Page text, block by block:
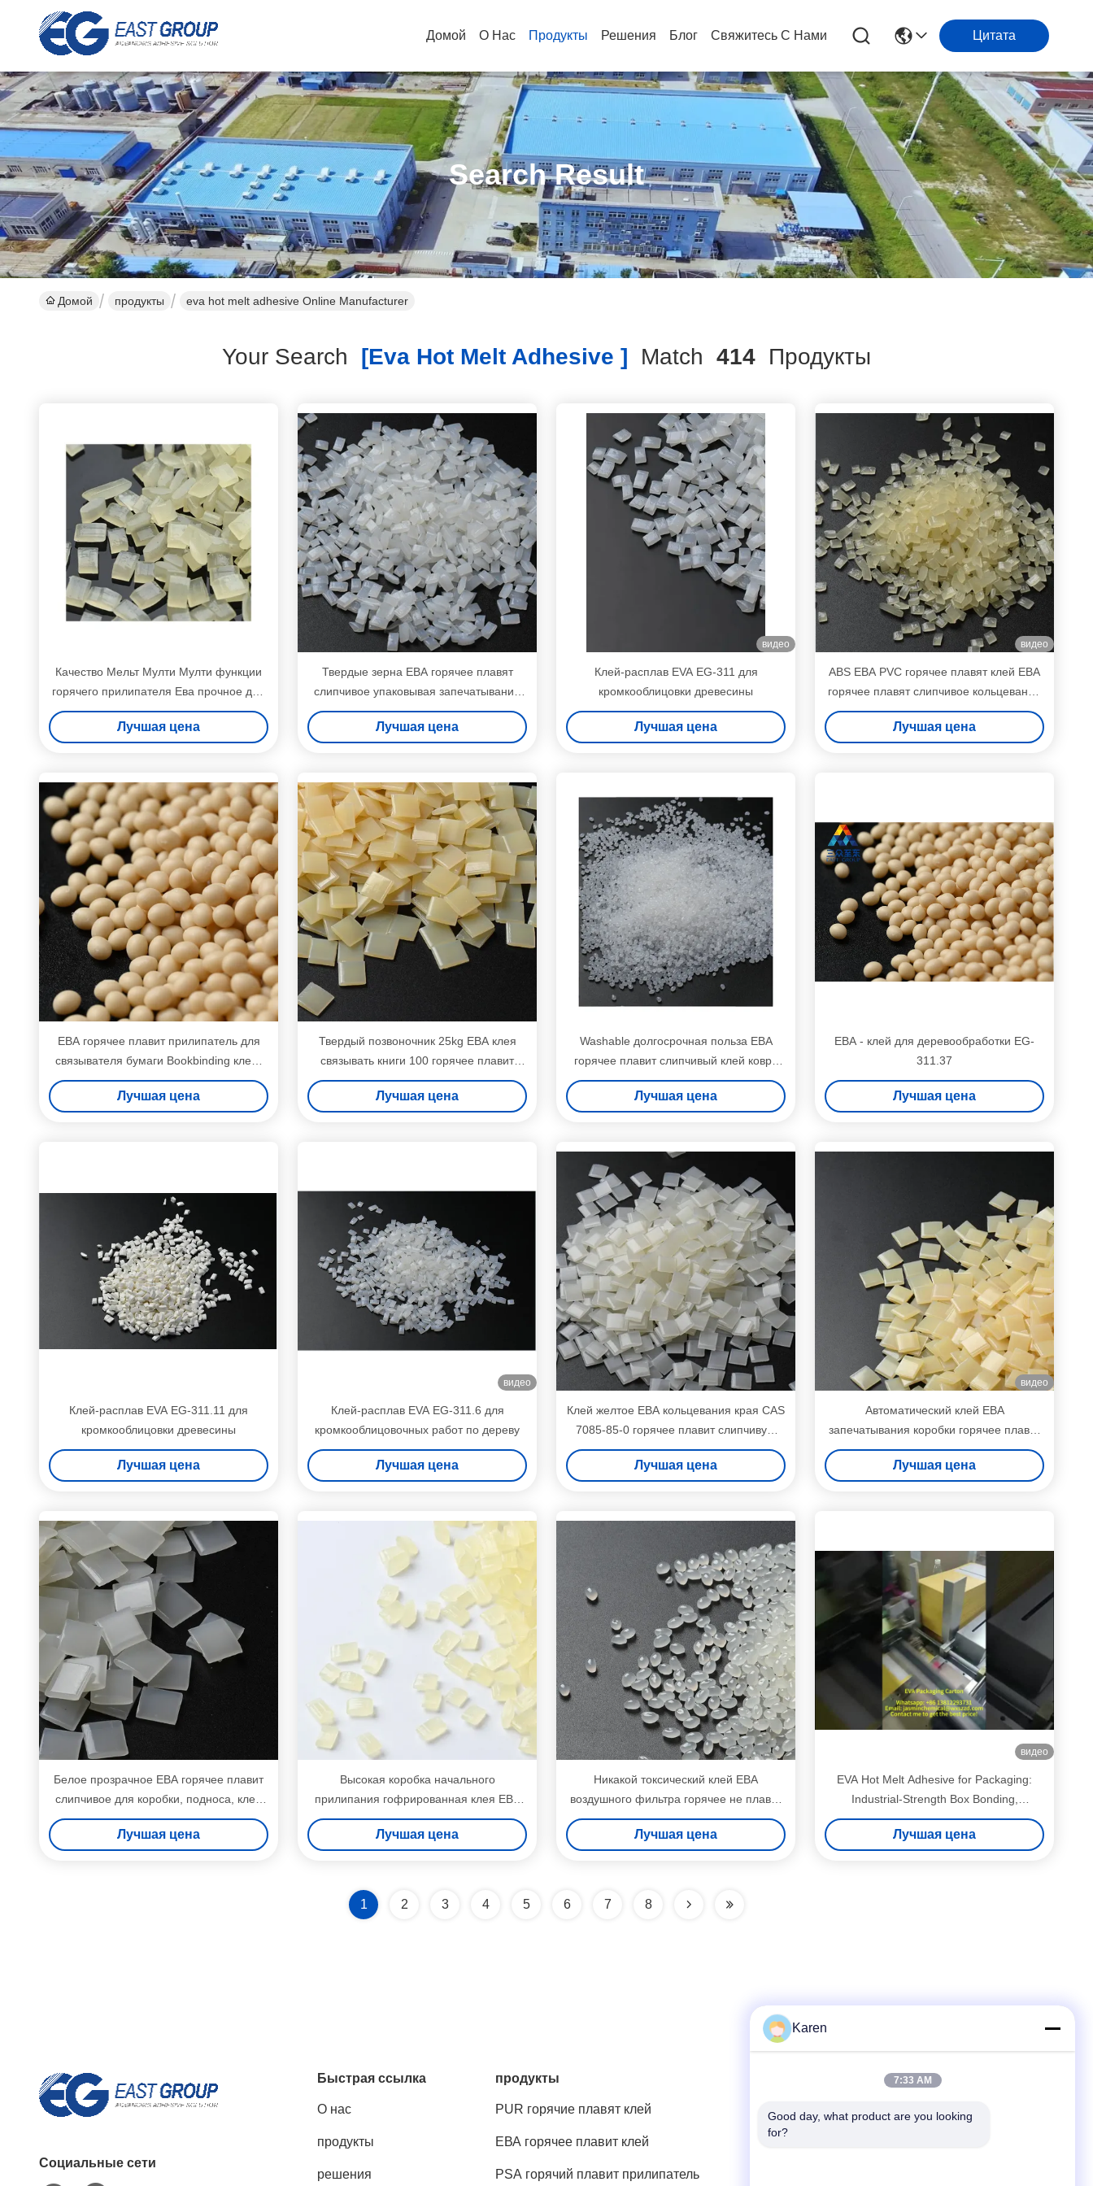
Домой О Нас Продукты Решения Блог Свяжитесь С Нами Цитата
Search Result
Домой продукты eva hot melt adhesive Online Manufacturer
Your Search [eva Hot Melt Adhesive ] Match 414 Продукты
Качество Мельт Мулти Мулти функции
горячего прилипателя Ева прочное для
запечатывания края одежды
Лучшая цена
Твердые зерна ЕВА горячее плавят
слипчивое упаковывая запечатывание
одежды
Лучшая цена
видео
Клей-расплав EVA EG-311 для
кромкооблицовки древесины
Лучшая цена
видео
ABS ЕВА PVC горячее плавят клей ЕВА
горячее плавят слипчивое кольцевание
края облицовки
Лучшая цена
ЕВА горячее плавит прилипатель для
связывателя бумаги Bookbinding клеит
25 Kg
Лучшая цена
Твердый позвоночник 25kg ЕВА клея
связывать книги 100 горячее плавит
слипчивый VOC
Лучшая цена
Washable долгосрочная польза ЕВА
горячее плавит слипчивый клей ковра
выскальзывания Bas анти-
Лучшая цена
ЕВА - клей для деревообработки EG-
311.37
Лучшая цена
Клей-расплав EVA EG-311.11 для
кромкооблицовки древесины
Лучшая цена
видео
Клей-расплав EVA EG-311.6 для
кромкооблицовочных работ по дереву
Лучшая цена
Клей желтое ЕВА кольцевания края CAS
7085-85-0 горячее плавит слипчивую
индустрию
Лучшая цена
видео
Автоматический клей ЕВА
запечатывания коробки горячее плавит
прилипатель для высокоскоростной
машины
Лучшая цена
Белое прозрачное ЕВА горячее плавит
слипчивое для коробки, подноса, клея
случая упаковывая
Лучшая цена
Высокая коробка начального
прилипания гофрированная клея ЕВА
горячее плавит слипчивое для коробки
Лучшая цена
Никакой токсический клей ЕВА
воздушного фильтра горячее не плавит
слипчивый белый желтый цвет 25kg
Лучшая цена
видео
EVA Hot Melt Adhesive for Packaging:
Industrial-Strength Box Bonding,
Waterproof Seal, Secure Product
Protection
Лучшая цена
1 2 3 4 5 6 7 8
Социальные сети
Быстрая ссылка
О нас
продукты
решения
продукты
PUR горячие плавят клей
ЕВА горячее плавит клей
PSA горячий плавит прилипатель
Быстрый контакт
Телефон
Karen
7:33 AM
Good day, what product are you looking
for?